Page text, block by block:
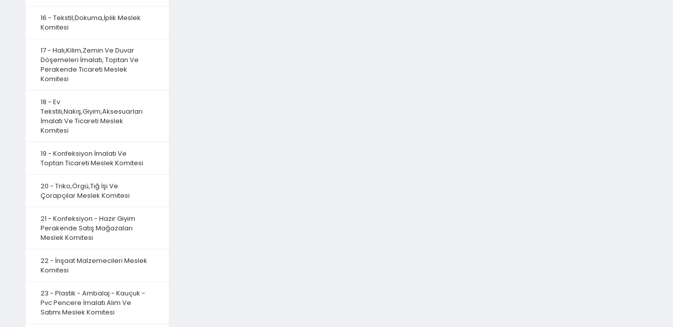
16 - Tekstil,Dokuma,İplik Meslek
Komitesi
17 - Halı,Kilim,Zemin Ve Duvar
Döşemeleri İmalatı, Toptan Ve
Perakende Ticareti Meslek
Komitesi
18 - Ev
Tekstili,Nakış,Giyim,Aksesuarları
İmalatı Ve Ticareti Meslek
Komitesi
19 - Konfeksiyon İmalatı Ve
Toptan Ticareti Meslek Komitesi
20 - Triko,Örgü,Tığ İşi Ve
Çorapçılar Meslek Komitesi
21 - Konfeksiyon - Hazır Giyim
Perakende Satış Mağazaları
Meslek Komitesi
22 - İnşaat Malzemecileri Meslek
Komitesi
23 - Plastik - Ambalaj - Kauçuk -
Pvc Pencere İmalatı Alım Ve
Satımı Meslek Komitesi